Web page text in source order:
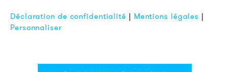
Déclaration de confidentialité | Mentions légales |
Personnaliser